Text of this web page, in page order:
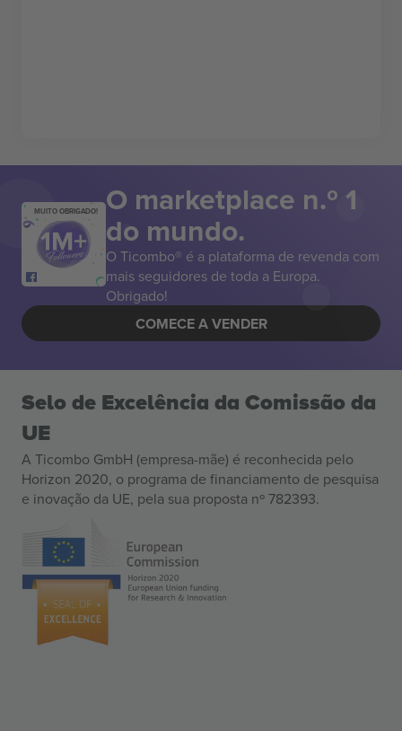
MUITO OBRIGADO! O marketplace n.º 1
do mundo.
O Ticombo® é a plataforma de revenda com
mais seguidores de toda a Europa.
Obrigado!
COMECE A VENDER
Selo de Excelência da Comissão da
UE
A Ticombo GmbH (empresa-mãe) é reconhecida pelo
Horizon 2020, o programa de financiamento de pesquisa
e inovação da UE, pela sua proposta nº 782393.